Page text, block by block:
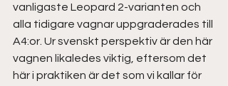
vanligaste Leopard 2-varianten och
alla tidigare vagnar uppgraderades till
A4:or. Ur svenskt perspektiv är den här
vagnen likaledes viktig, eftersom det
här i praktiken är det som vi kallar för